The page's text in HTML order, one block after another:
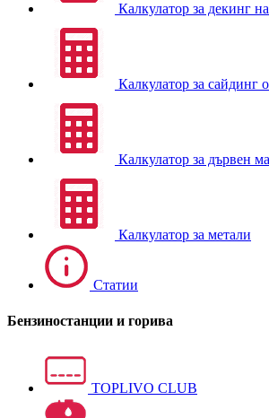
Калкулатор за декинг
Калкулатор за сайдинг
Калкулатор за дървен
Калкулатор за метали
Статии
Бензиностанции и горива
TOPLIVO CLUB